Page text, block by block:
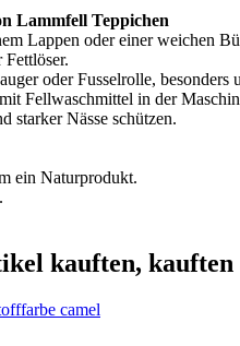
Lammfell Teppichen
Lappen oder einer weichen
Fettlöser.
oder Fusselrolle,
Fellwaschmittel in der
starker Nässe schützen.
ein Naturprodukt.
kauften, kauften